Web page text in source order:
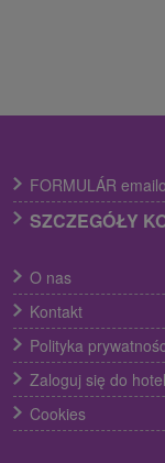
FORMULÁR
SZCZEGÓŁY
O nas
Kontakt
Polityka
Zaloguj się do
Cookies